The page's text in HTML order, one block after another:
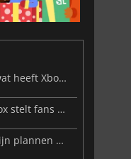
Fable stelt releasedatum vast, maar wat heeft Xbox eigenlijk bewezen?
Fable uitgesteld tot februari 2027, Xbox stelt fans gerust
Fable mogelijk uitgesteld: past Xbox zijn plannen aan?